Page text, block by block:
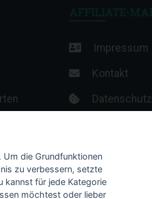
Impressum
Kontakt
Datenschutz
Um die Grundfunktionen
zu verbessern, setzte
kannst für jede Kategorie
möchtest oder lieber